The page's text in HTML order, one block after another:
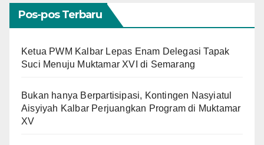
Pos-pos Terbaru
Ketua PWM Kalbar Lepas Enam Delegasi Tapak
Suci Menuju Muktamar XVI di Semarang
Bukan hanya Berpartisipasi, Kontingen Nasyiatul
Aisyiyah Kalbar Perjuangkan Program di Muktamar
XV